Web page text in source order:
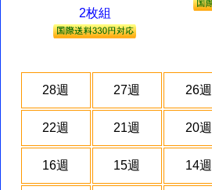
2枚組
28週 27週 26週
22週 21週 20週
16週 15週 14週